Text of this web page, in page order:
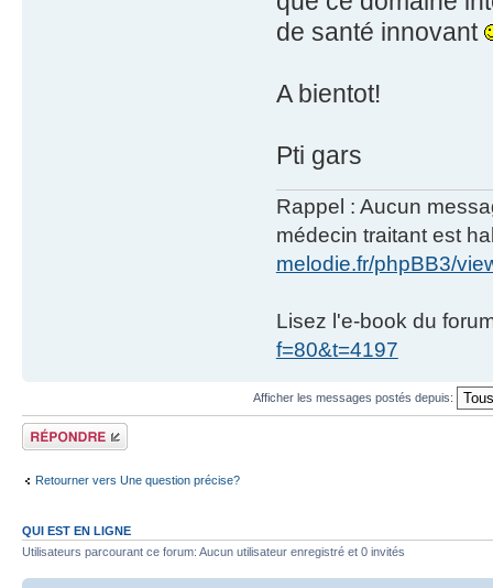
de santé innovant
A bientot!
Pti gars
Rappel : Aucun
médecin traitant est
melodie.fr/phpBB3/
Lisez l'e-book du
f=80&t=4197
Afficher les messages postés depuis:
Répondre
Retourner vers Une question précise?
QUI EST EN LIGNE
Utilisateurs parcourant ce forum: Aucun utilisateur enregistré et 0 invités